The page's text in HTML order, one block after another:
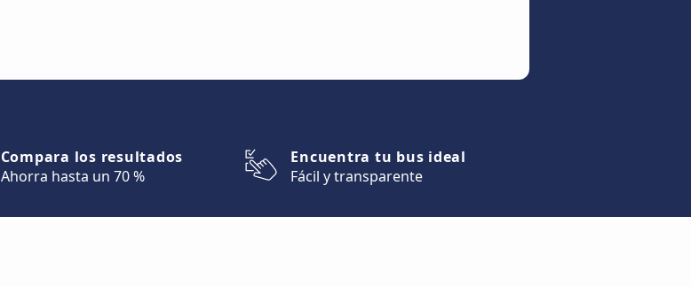
Compara los resultados
Ahorra hasta un 70 %
Encuentra tu bus ideal
Fácil y transparente